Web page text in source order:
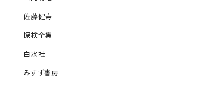
佐藤健寿
探検全集
白水社
みすず書房